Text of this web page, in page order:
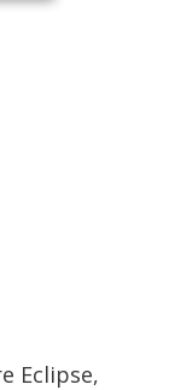
Eclipse,